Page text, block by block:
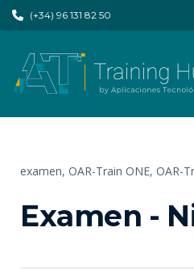
(+34) 96 131 82 50
examen, OAR-Train ONE, OAR-
Examen -